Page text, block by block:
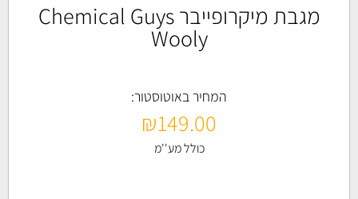
מגבת מיקרופייבר Chemical Guys
Wooly
המחיר באוטוסטור:
₪149.00
כולל מע''מ